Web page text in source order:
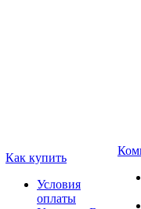
Как купить
Условия
оплаты